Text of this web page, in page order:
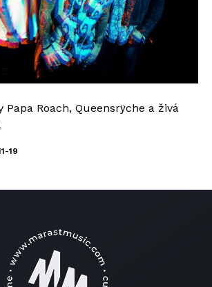
Papa Roach, Queensrÿche a živá
19